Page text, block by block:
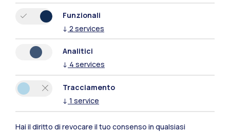
Polimi Community
Funzionali
↓ 2 services
Analitici
↓ 4 services
Tracciamento
↓ 1 service
Hai il diritto di revocare il tuo consenso in qualsiasi